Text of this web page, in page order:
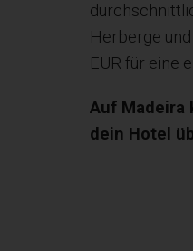
Herberge
EUR für eine
Auf Madeira
dein Hotel